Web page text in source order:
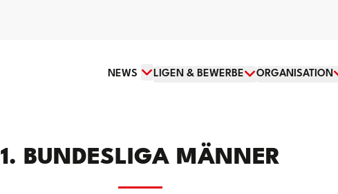
NEWS NewsMenü öffnen
LIGEN & BEWERBE ORGANISATION
1. BUNDESLIGA MÄNNER